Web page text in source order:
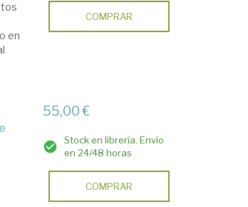
en
COMPRAR
55,00 €
Stock en librería. Envío
en 24/48 horas
COMPRAR